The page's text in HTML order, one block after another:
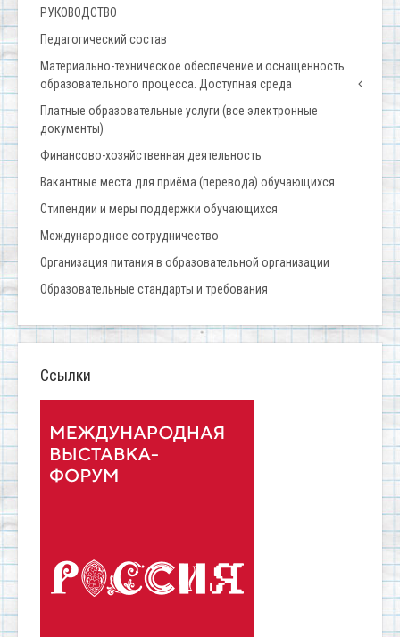
РУКОВОДСТВО
Педагогический состав
Материально-техническое обеспечение и оснащенность
образовательного процесса. Доступная среда
Платные образовательные услуги (все электронные
документы)
Финансово-хозяйственная деятельность
Вакантные места для приёма (перевода) обучающихся
Стипендии и меры поддержки обучающихся
Международное сотрудничество
Организация питания в образовательной организации
Образовательные стандарты и требования
Ссылки